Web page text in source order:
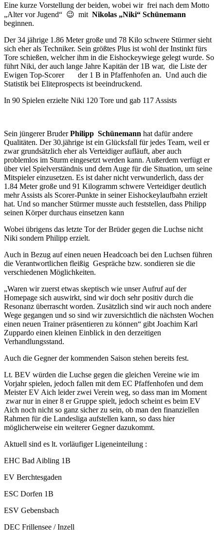
Eine kurze Vorstellung der beiden, wobei wir frei nach dem Motto
„Alter vor Jugend“ 😉 mit Nikolas „Niki“ Schünemann
beginnen.
Der 34 jährige 1.86 Meter große und 78 Kilo schwere Stürmer sieht
sich eher als Techniker. Sein größtes Plus ist wohl der Instinkt fürs
Tore schießen, welcher ihm in die Eishockeywiege gelegt wurde. So
führt Niki, der auch lange Jahre Kapitän der 1B war, die Liste der
Ewigen Top-Scorer der 1 B in Pfaffenhofen an. Und auch die
Statistik bei Eliteprospects ist beeindruckend.
In 90 Spielen erzielte Niki 120 Tore und gab 117 Assists
Sein jüngerer BruderPhilipp Schünemann hat dafür andere
Qualitäten. Der 30.jährige ist ein Glücksfall für jedes Team, weil er
zwar grundsätzlich eher als Verteidiger aufläuft, aber auch
problemlos im Sturm eingesetzt werden kann. Außerdem verfügt er
über viel Spielverständnis und dem Auge für die Situation, um seine
Mitspieler einzusetzen. Es ist daher nicht verwunderlich, dass der
1.84 Meter große und 91 Kilogramm schwere Verteidiger deutlich
mehr Assists als Scorer-Punkte in seiner Eishockeylaufbahn erzielt
hat. Und so mancher Stürmer musste auch feststellen, dass Philipp
seinen Körper durchaus einsetzen kann
Wobei übrigens das letzte Tor der Brüder gegen die Luchse nicht
Niki sondern Philipp erzielt.
Auch in Bezug auf einen neuen Headcoach bei den Luchsen führen
die Verantwortlichen fleißig Gespräche bzw. sondieren sie die
verschiedenen Möglichkeiten.
„Waren wir zuerst etwas skeptisch wie unser Aufruf auf der
Homepage sich auswirkt, sind wir doch sehr positiv durch die
Resonanz überrascht worden. Zusätzlich sind wir auch noch andere
Wege gegangen und so sind wir zuversichtlich die nächsten Wochen
einen neuen Trainer präsentieren zu können“ gibt Joachim Karl
Zuppardo einen kleinen Einblick in den derzeitigen
Verhandlungsstand.
Auch die Gegner der kommenden Saison stehen bereits fest.
Lt. BEV würden die Luchse gegen die gleichen Vereine wie im
Vorjahr spielen, jedoch fallen mit dem EC Pfaffenhofen und dem
Meister EV Aich leider zwei Verein weg, so dass man im Moment
zwar nur in einer 8 er Gruppe spielt, jedoch scheint es beim EV
Aich noch nicht so ganz sicher zu sein, ob man den finanziellen
Rahmen für die Landesliga aufstellen kann, so dass hier
möglicherweise ein weiterer Gegner dazukommt.
Aktuell sind es lt. vorläufiger Ligeneinteilung :
EHC Bad Aibling 1B
EV Berchtesgaden
ESC Dorfen 1B
ESV Gebensbach
DEC Frillensee / Inzell